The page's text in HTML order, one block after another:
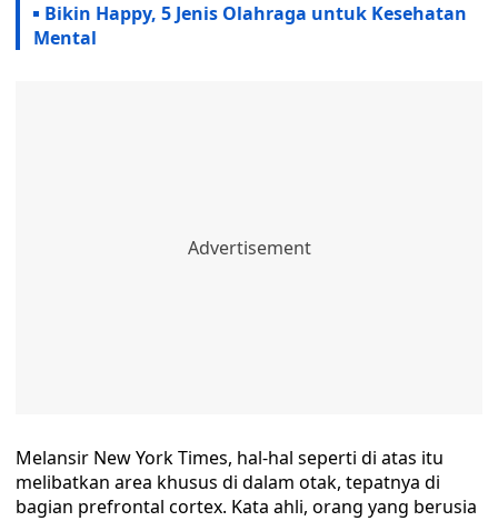
Bikin Happy, 5 Jenis Olahraga untuk Kesehatan
Mental
Melansir New York Times, hal-hal seperti di atas itu
melibatkan area khusus di dalam otak, tepatnya di
bagian prefrontal cortex. Kata ahli, orang yang berusia